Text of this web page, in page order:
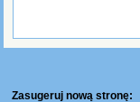
Zasugeruj nową stronę: